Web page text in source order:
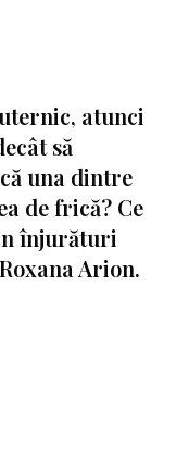
atunci
să
una dintre
de frică? Ce
înjurături
Arion.